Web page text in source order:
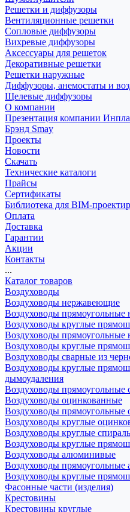
Решетки и диффузоры
Вентиляционные решетки
Сопловые диффузоры
Вихревые диффузоры
Аксессуары для решеток
Декоративные решетки
Решетки наружные
Диффузоры, анемостаты и
Щелевые диффузоры
О компании
Презентация компании
Брэнд Smay
Проекты
Новости
Скачать
Технические каталоги
Прайсы
Сертификаты
Библиотека для BIM-
Оплата
Доставка
Гарантии
Акции
Контакты
...
Каталог товаров
Воздуховоды
Воздуховоды нержавеющие
Воздуховоды
Воздуховоды круглые
Воздуховоды
Воздуховоды круглые
Воздуховоды сварные из
Воздуховоды круглые
дымоудаления
Воздуховоды прямоугольные
Воздуховоды оцинкованные
Воздуховоды прямоугольные
Воздуховоды круглые
Воздуховоды круглые
Воздуховоды круглые
Воздуховоды алюминивые
Воздуховоды
Воздуховоды круглые
Фасонные части (изделия)
Крестовины
Крестовины круглые